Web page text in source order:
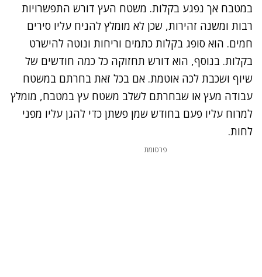
במטבח אך נפגע בקלות. משטח העץ דורש התפשרויות
רבות ומשנה זהירות, שכן לא מומלץ להניח עליו סירים
חמים. הוא סופג בקלות כתמים וריחות ונוטה להישרט
בקלות. בנוסף, הוא דורש תחזוקה כל כמה חודשים של
שיוף ושכבת לכה אוטמת. אם בכל זאת בחרתם במשטח
עבודה מעץ או שבחרתם לשלב משטח עץ במטבח, מומלץ
למרוח עליו פעם בחודש שמן פשתן כדי להגן עליו מפני
לחות.
פרסומת